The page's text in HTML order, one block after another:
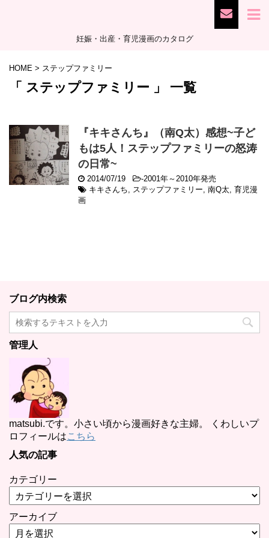
妊娠・出産・育児漫画のカタログ
HOME > ステップファミリー
「 ステップファミリー 」 一覧
『キキさんち』（南Q太）感想~子ど
もは5人！ステップファミリーの怒涛
の日常~
2014/07/19 -2001年～2010年発売
キキさんち, ステップファミリー, 南Q太, 育児漫
画
ブログ内検索
管理人
matsubi.です。小さい頃から漫画好きな主婦。 くわしいプ
ロフィールはこちら
人気の記事
カテゴリー
アーカイブ